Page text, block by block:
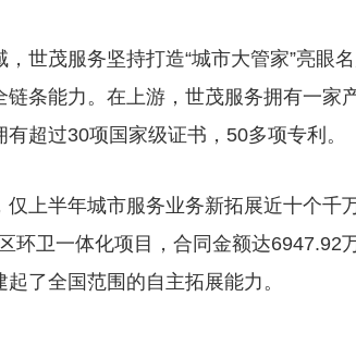
，世茂服务坚持打造“城市大管家”亮眼
链条能力。在上游，世茂服务拥有一家
超过30项国家级证书，50多项专利。
仅上半年城市服务业务新拓展近十个千
环卫一体化项目，合同金额达6947.92
了全国范围的自主拓展能力。